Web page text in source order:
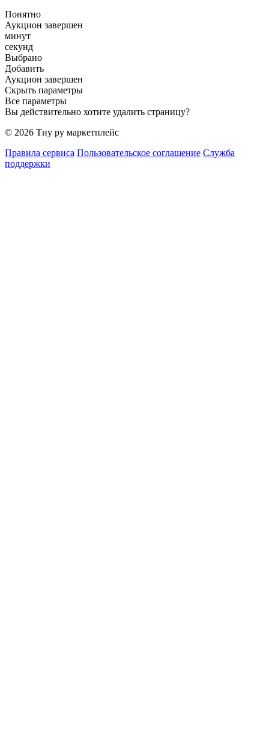
Понятно
Аукцион завершен
минут
секунд
Выбрано
Добавить
Аукцион завершен
Скрыть параметры
Все параметры
Вы действительно хотите удалить страницу?
© 2026 Тиу ру маркетплейс
Правила сервиса Пользовательское соглашение Служба
поддержки